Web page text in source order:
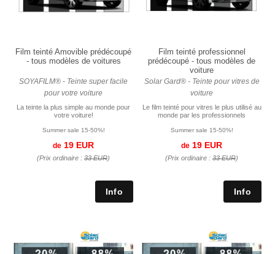
Film teinté Amovible prédécoupé
- tous modèles de voitures
SOYAFILM® - Teinte super facile
pour votre voiture
La teinte la plus simple au monde pour
votre voiture!
Summer sale 15-50%!
de 19 EUR
(Prix ordinaire : 33 EUR)
Film teinté professionnel
prédécoupé - tous modèles de
voiture
Solar Gard® - Teinte pour vitres de
voiture
Le film teinté pour vitres le plus utilisé au
monde par les professionnels
Summer sale 15-50%!
de 19 EUR
(Prix ordinaire : 33 EUR)